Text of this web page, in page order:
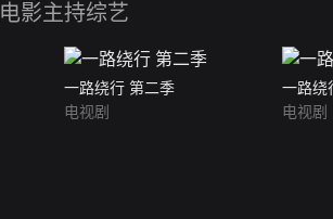
电影主持综艺
一路绕行 第二季
电视剧
一路绕
电视剧